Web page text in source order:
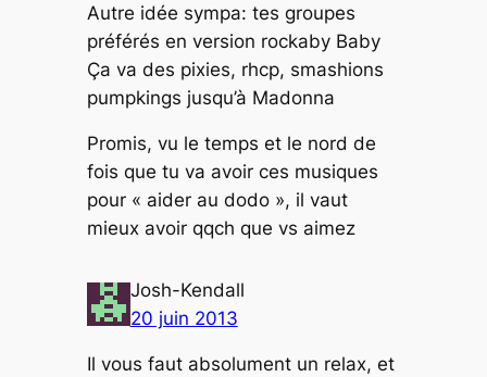
Autre idée sympa: tes groupes
préférés en version rockaby Baby
Ça va des pixies, rhcp, smashions
pumpkings jusqu’à Madonna
Promis, vu le temps et le nord de
fois que tu va avoir ces musiques
pour « aider au dodo », il vaut
mieux avoir qqch que vs aimez
Josh-Kendall
20 juin 2013
Il vous faut absolument un relax, et